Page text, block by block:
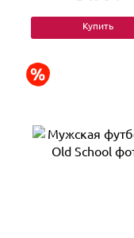
Купить